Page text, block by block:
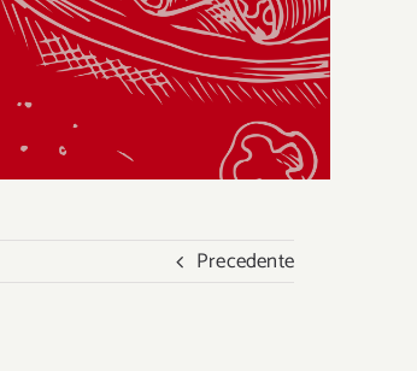
Precedente